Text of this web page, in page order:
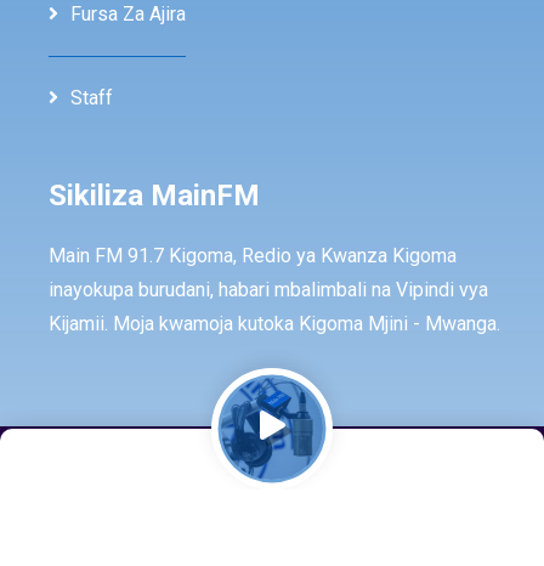
Fursa Za Ajira
Staff
Sikiliza MainFM
Main FM 91.7 Kigoma, Redio ya Kwanza Kigoma
inayokupa burudani, habari mbalimbali na Vipindi vya
Kijamii. Moja kwamoja kutoka Kigoma Mjini - Mwanga.
© Copyright -2026